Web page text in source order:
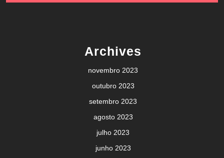
Archives
novembro 2023
outubro 2023
setembro 2023
agosto 2023
julho 2023
junho 2023